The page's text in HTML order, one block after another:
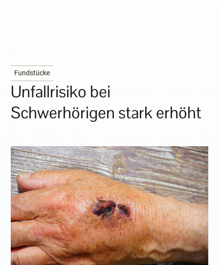
Fundstücke
Unfallrisiko bei
Schwerhörigen stark erhöht